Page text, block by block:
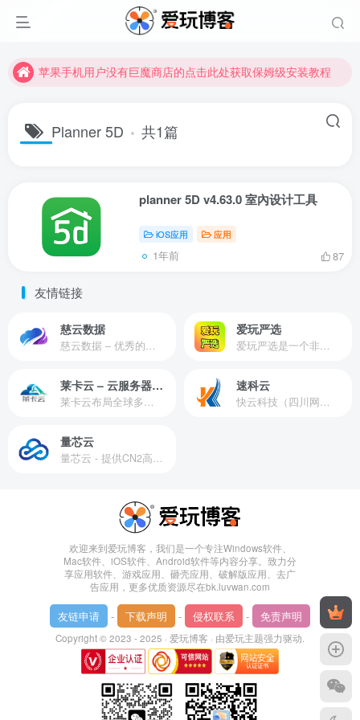
苹果手机用户没有巨魔商店的点击此处获取保姆级安装教程
苹果手机用户没有巨魔商店的点击此处获取保姆级安装教程
Planner 5D 共1篇
planner 5D v4.63.0 室內设计工具
iOS应用 应用
1年前 87
友情链接
慈云数据
慈云数据 – 优秀的云服务器服务商，提供最具有性价比的产品。慈云数据是开发者必不可少的良心云
爱玩严选
爱玩严选是一个非常有保障且性价比极高的虚拟商城，包括但不限于苹果证书、技术指导、会员充值等多种虚拟服务！
莱卡云 – 云服务器提供商
莱卡云布局全球多个地理区域。提供服务有：境外云服务器、国内云服务器、独立服务器、服务器托管、CDN、SSL证书、游戏服务器等业务。
速科云
快云科技（四川网联快云科技有限公司）成立于2021年，主营互联网业务平台服务提供商。公司专注为用户提供低价高性能云计算产品，致力于云计算应用的易用性开发，并引导云计算在国内普及
量芯云
量芯云 - 提供CN2高速香港美国云服务器&专业高防服务器租用等云服务器供应商
欢迎来到爱玩博客，我们是一个专注Windows软件、
Mac软件、iOS软件、Android软件等内容分享。致力分
享应用软件、游戏应用、砸壳应用、破解版应用、去广
告应用，更多优质资源尽在bk.luvwan.com
友链申请 - 下载声明 - 侵权联系 - 免责声明
Copyright © 2023 - 2025 · 爱玩博客 · 由爱玩主题强力驱动.